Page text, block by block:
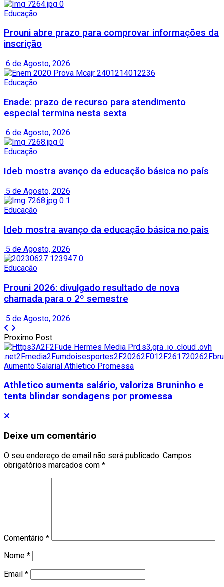
Educação
Prouni abre prazo para comprovar informações da
inscrição
6 de Agosto, 2026
Educação
Enade: prazo de recurso para atendimento
especial termina nesta sexta
6 de Agosto, 2026
Educação
Ideb mostra avanço da educação básica no país
5 de Agosto, 2026
Educação
Ideb mostra avanço da educação básica no país
5 de Agosto, 2026
Educação
Prouni 2026: divulgado resultado de nova
chamada para o 2º semestre
5 de Agosto, 2026
Proximo Post
Athletico aumenta salário, valoriza Bruninho e
tenta blindar sondagens por promessa
Deixe um comentário
O seu endereço de email não será publicado. Campos
obrigatórios marcados com *
Comentário *
Nome *
Email *